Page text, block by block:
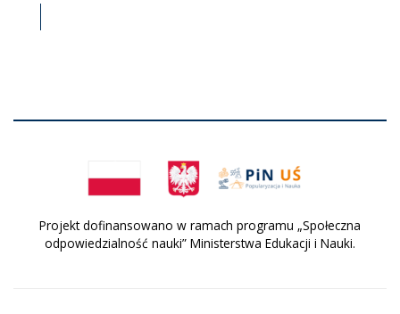
Projekt dofinansowano w ramach programu „Społeczna
odpowiedzialność nauki” Ministerstwa Edukacji i Nauki.